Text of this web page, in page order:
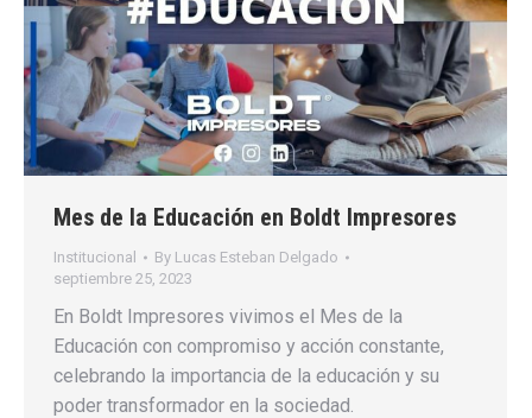
Mes de la Educación en Boldt Impresores
Institucional By Lucas Esteban Delgado
septiembre 25, 2023
En Boldt Impresores vivimos el Mes de la
Educación con compromiso y acción constante,
celebrando la importancia de la educación y su
poder transformador en la sociedad.